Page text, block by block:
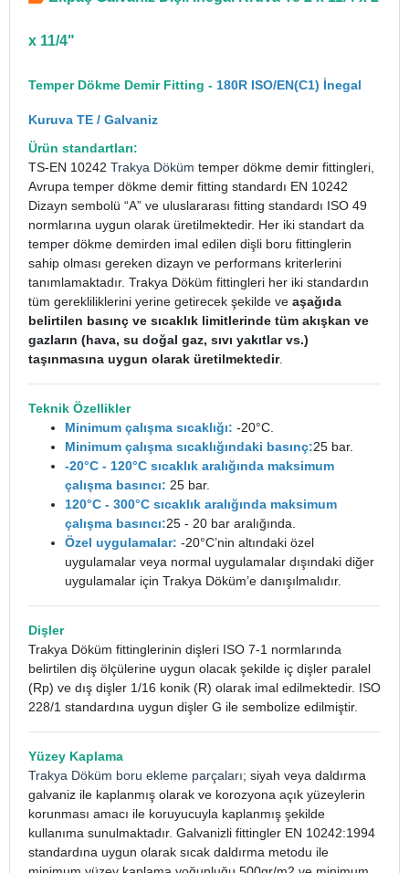
x 11/4"
Temper Dökme Demir Fitting - 180R ISO/EN(C1) İnegal
Kuruva TE / Galvaniz
Ürün standartları:
TS-EN 10242 Trakya Döküm temper dökme demir fittingleri,
Avrupa temper dökme demir fitting standardı EN 10242
Dizayn sembolü “A” ve uluslararası fitting standardı ISO 49
normlarına uygun olarak üretilmektedir. Her iki standart da
temper dökme demirden imal edilen dişli boru fittinglerin
sahip olması gereken dizayn ve performans kriterlerini
tanımlamaktadır. Trakya Döküm fittingleri her iki standardın
tüm gerekliliklerini yerine getirecek şekilde ve aşağıda
belirtilen basınç ve sıcaklık limitlerinde tüm akışkan ve
gazların (hava, su doğal gaz, sıvı yakıtlar vs.)
taşınmasına uygun olarak üretilmektedir.
Teknik Özellikler
Minimum çalışma sıcaklığı: -20°C.
Minimum çalışma sıcaklığındaki basınç:25 bar.
-20°C - 120°C sıcaklık aralığında maksimum
çalışma basıncı: 25 bar.
120°C - 300°C sıcaklık aralığında maksimum
çalışma basıncı:25 - 20 bar aralığında.
Özel uygulamalar: -20°C’nin altındaki özel
uygulamalar veya normal uygulamalar dışındaki diğer
uygulamalar için Trakya Döküm’e danışılmalıdır.
Dişler
Trakya Döküm fittinglerinin dişleri ISO 7-1 normlarında
belirtilen diş ölçülerine uygun olacak şekilde iç dişler paralel
(Rp) ve dış dişler 1/16 konik (R) olarak imal edilmektedir. ISO
228/1 standardına uygun dişler G ile sembolize edilmiştir.
Yüzey Kaplama
Trakya Döküm boru ekleme parçaları; siyah veya daldırma
galvaniz ile kaplanmış olarak ve korozyona açık yüzeylerin
korunması amacı ile koruyucuyla kaplanmış şekilde
kullanıma sunulmaktadır. Galvanizli fittingler EN 10242:1994
standardına uygun olarak sıcak daldırma metodu ile